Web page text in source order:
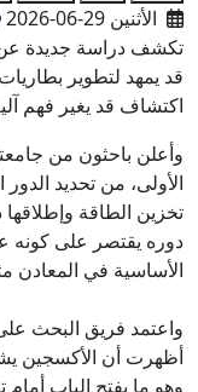
الأثنين 29-06-2026
تكشف دراسة جديدة عن
قد يمهد لتطوير
اكتشاف قد يغير فهم
وأعلن باحثون من
الأولى، من تحديد
تخزين الطاقة وإطلاقها
دوره يقتصر على كونه
الأساسية في المعادن
واعتمد فريق البحث
أظهرت أن الأكسجين
وهو ما يفتح الباب